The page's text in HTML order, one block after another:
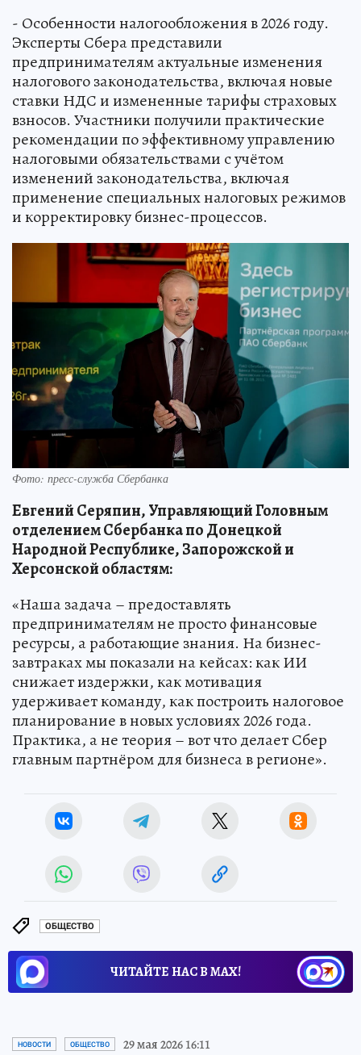
- Особенности налогообложения в 2026 году.
Эксперты Сбера представили
предпринимателям актуальные изменения
налогового законодательства, включая новые
ставки НДС и измененные тарифы страховых
взносов. Участники получили практические
рекомендации по эффективному управлению
налоговыми обязательствами с учётом
изменений законодательства, включая
применение специальных налоговых режимов
и корректировку бизнес-процессов.
Фото: пресс-служба Сбербанка
Евгений Серяпин, Управляющий Головным
отделением Сбербанка по Донецкой
Народной Республике, Запорожской и
Херсонской областям:
«Наша задача – предоставлять
предпринимателям не просто финансовые
ресурсы, а работающие знания. На бизнес-
завтраках мы показали на кейсах: как ИИ
снижает издержки, как мотивация
удерживает команду, как построить налоговое
планирование в новых условиях 2026 года.
Практика, а не теория – вот что делает Сбер
главным партнёром для бизнеса в регионе».
ОБЩЕСТВО
ЧИТАЙТЕ НАС В МАХ!
НОВОСТИ ОБЩЕСТВО 29 мая 2026 16:11